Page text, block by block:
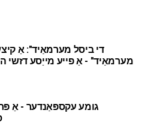
מערמאַיד" - אַ פייע מייַסע דזשי
גומע עקספּאַנדער - אַ